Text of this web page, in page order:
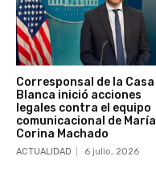
Corresponsal de la Casa
Blanca inició acciones
legales contra el equipo
comunicacional de María
Corina Machado
ACTUALIDAD 6 julio, 2026